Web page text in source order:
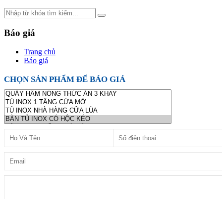
Báo giá
Trang chủ
Báo giá
CHỌN SẢN PHẨM ĐỂ BÁO GIÁ